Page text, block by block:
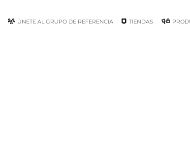
ÚNETE AL GRUPO DE REFERENCIA TIENDAS